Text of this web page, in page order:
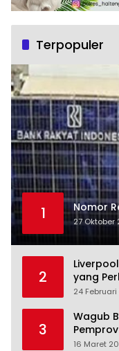
Terpopuler
1 Nomor
27 Oktober
2
yang
24
3
Wagub
16 Maret